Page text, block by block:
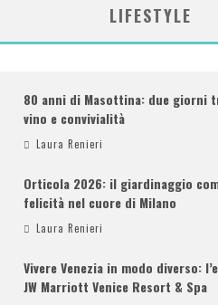
LIFESTYLE
80 anni di Masottina: due giorni
vino e convivialità
Laura Renieri
Orticola 2026: il giardinaggio
felicità nel cuore di Milano
Laura Renieri
Vivere Venezia in modo diverso:
JW Marriott Venice Resort & Spa